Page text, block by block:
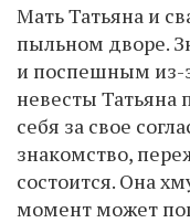
Мать Татьяна и
пыльном дворе.
и поспешным из-
невесты Татьяна
себя за свое
знакомство,
состоится. Она
момент может